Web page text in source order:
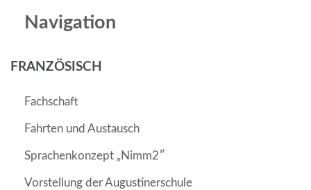
Navigation
FRANZÖSISCH
Fachschaft
Fahrten und Austausch
Sprachenkonzept „Nimm2″
Vorstellung der Augustinerschule